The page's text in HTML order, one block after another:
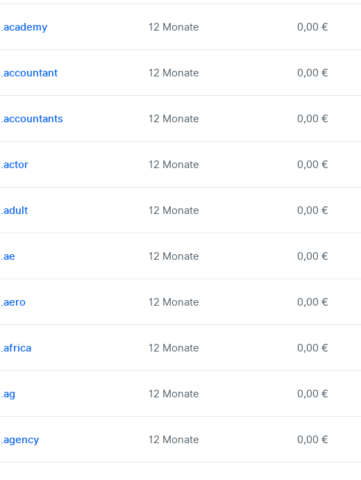
.academy 12 Monate 0,00 €
.accountant 12 Monate 0,00 €
.accountants 12 Monate 0,00 €
.actor 12 Monate 0,00 €
.adult 12 Monate 0,00 €
.ae 12 Monate 0,00 €
.aero 12 Monate 0,00 €
.africa 12 Monate 0,00 €
.ag 12 Monate 0,00 €
.agency 12 Monate 0,00 €